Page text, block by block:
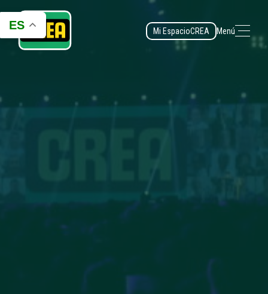
Mi EspacioCREA Menú
ES